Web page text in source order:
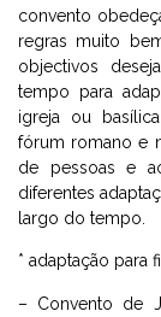
convento
regras muito
objectivos
tempo para
igreja ou
fórum romano e
de pessoas e
diferentes
largo do tempo.
* adaptação para
– Convento de